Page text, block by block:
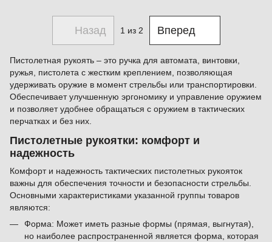
Назад 1 из 2 Вперед
Пистолетная рукоять – это ручка для автомата, винтовки,
ружья, пистолета с жестким креплением, позволяющая
удерживать оружие в момент стрельбы или транспортировки.
Обеспечивает улучшенную эргономику и управление оружием
и позволяет удобнее обращаться с оружием в тактических
перчатках и без них.
Пистолетные рукоятки: комфорт и
надежность
Комфорт и надежность тактических пистолетных рукояток
важны для обеспечения точности и безопасности стрельбы.
Основными характеристиками указанной группы товаров
являются:
Форма: Может иметь разные формы (прямая, выгнутая),
но наиболее распространенной является форма, которая